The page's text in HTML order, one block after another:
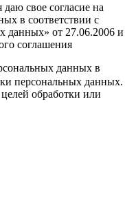
свое согласие на
в соответствии с
данных» от 27.06.2006 и
соглашения
данных в
персональных данных.
обработки или